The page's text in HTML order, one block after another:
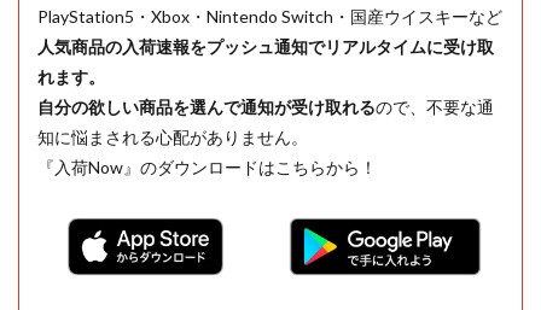
PlayStation5・Xbox・Nintendo Switch・国産ウイスキーなど
人気商品の入荷速報をプッシュ通知でリアルタイムに受け取
れます。
自分の欲しい商品を選んで通知が受け取れるので、不要な通
知に悩まされる心配がありません。
『入荷Now』のダウンロードはこちらから！